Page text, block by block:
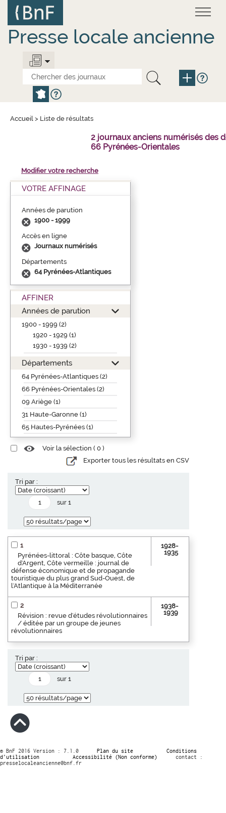
contenu
principal
Presse locale ancienne
Accueil > Liste de résultats
2 journaux anciens numérisés des
66 Pyrénées-Orientales
Modifier votre recherche
VOTRE AFFINAGE
Années de parution
1900 - 1999
Accès en ligne
Journaux numérisés
Départements
64 Pyrénées-Atlantiques
AFFINER
Années de parution
1900 - 1999 (2)
1920 - 1929 (1)
1930 - 1939 (2)
Départements
64 Pyrénées-Atlantiques (2)
66 Pyrénées-Orientales (2)
09 Ariège (1)
31 Haute-Garonne (1)
65 Hautes-Pyrénées (1)
Voir la sélection ( 0 )
Exporter tous les résultats en CSV
Tri par :
sur 1
1
Pyrénées-littoral : Côte basque, Côte
d'Argent, Côte vermeille : journal de
défense économique et de propagande
touristique du plus grand Sud-Ouest, de
l'Atlantique à la Méditerranée
1928-
1935
2
Révision : revue d'études révolutionnaires
/ éditée par un groupe de jeunes
révolutionnaires
1938-
1939
Tri par :
sur 1
© BnF 2016 Version : 7.1.0 Plan du site
Conditions
d’utilisation
Accessibilité (Non conforme)
contact :
presselocaleancienne@bnf.fr
Panneau de gestion des cookies